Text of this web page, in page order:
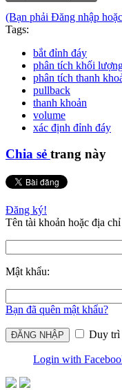
(Bạn phải Đăng nhập
Tags:
bắt đỉnh đáy
phân tích khối
phân tích thanh
pullback
thanh khoản
volume
xác định đỉnh đáy
Chia sẻ trang này
Đăng ký!
Tên tài khoản hoặc địa
Mật khẩu:
Bạn đã quên mật khẩu?
Duy trì
Login with